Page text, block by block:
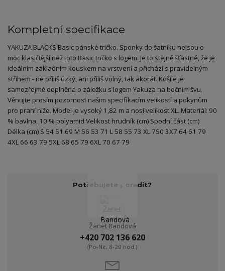
Kompletní specifikace
YAKUZA BLACKS Basic pánské tričko. Sponky do šatníku nejsou o
moc klasičtější než toto Basic tričko s logem. Je to stejně šťastné, že je
ideálním základním kouskem na vrstvení a přichází s pravidelným
střihem - ne příliš úzký, ani příliš volný, tak akorát. Košile je
samozřejmě doplněna o záložku s logem Yakuza na bočním švu.
Věnujte prosím pozornost našim specifikacím velikostí a pokynům
pro praní níže. Model je vysoký 1,82 m a nosí velikost XL. Materiál: 90
% bavlna, 10 % polyamid Velikost hrudník (cm) Spodní část (cm)
Délka (cm) S 54 51 69 M 56 53 71 L 58 55 73 XL 750 3X7 64 61 79
4XL 66 63 79 5XL 68 65 79 6XL 70 67 79
Potřebujete poradit?
Žanet Bandová
+420 702 136 620
(Po-Ne, 8-20 hod.)